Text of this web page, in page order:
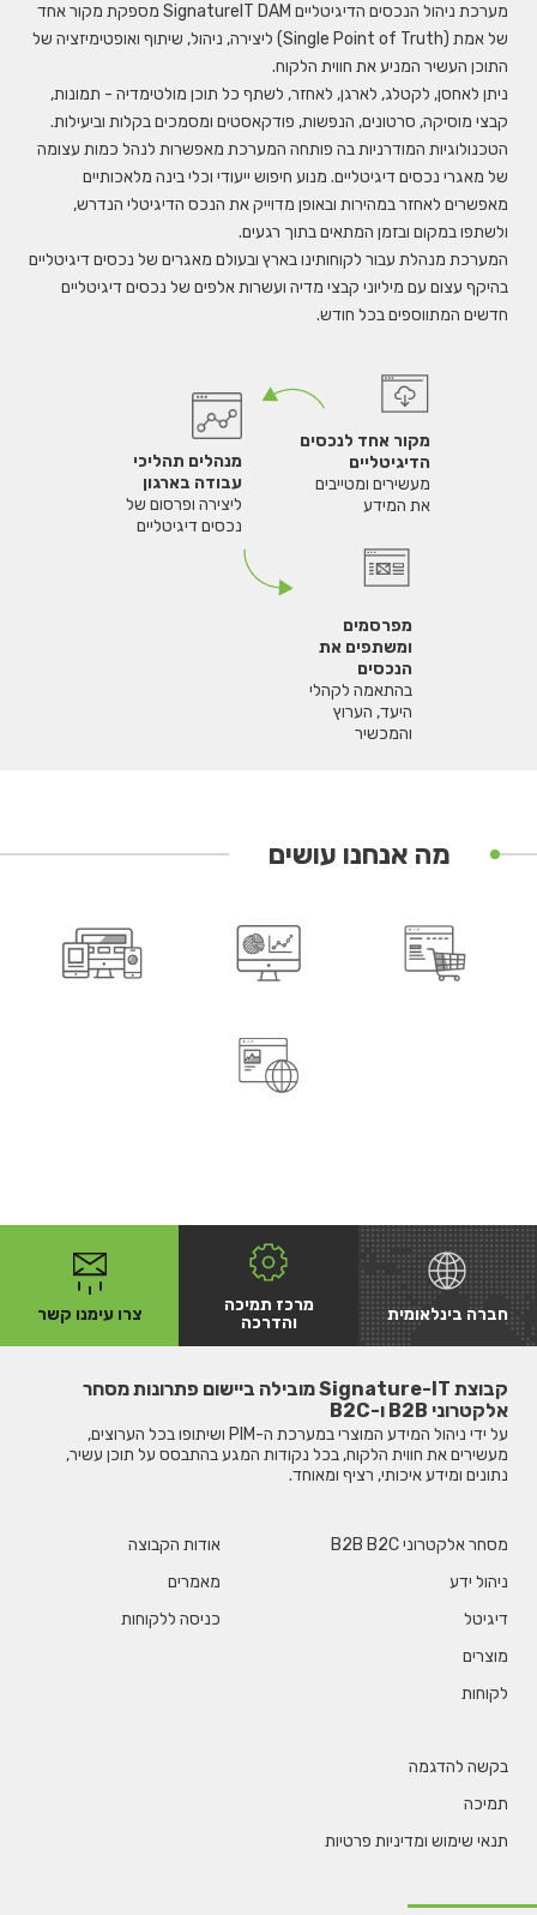
מערכת ניהול הנכסים הדיגיטליים SignatureIT DAM מספקת מקור אחד
של אמת (Single Point of Truth) ליצירה, ניהול, שיתוף ואופטימיזציה של
התוכן העשיר המניע את חווית הלקוח.
ניתן לאחסן, לקטלג, לארגן, לאחזר, לשתף כל תוכן מולטימדיה - תמונות,
קבצי מוסיקה, סרטונים, הנפשות, פודקאסטים ומסמכים בקלות וביעילות.
הטכנולוגיות המודרניות בה פותחה המערכת מאפשרות לנהל כמות עצומה
של מאגרי נכסים דיגיטליים. מנוע חיפוש ייעודי וכלי בינה מלאכותיים
מאפשרים לאחזר במהירות ובאופן מדוייק את הנכס הדיגיטלי הנדרש,
ולשתפו במקום ובזמן המתאים בתוך רגעים.
המערכת מנהלת עבור לקוחותינו בארץ ובעולם מאגרים של נכסים דיגיטליים
בהיקף עצום עם מיליוני קבצי מדיה ועשרות אלפים של נכסים דיגיטליים
חדשים המתווספים בכל חודש.
מקור אחד לנכסים
הדיגיטליים
מעשירים ומטייבים
את המידע
מנהלים תהליכי
עבודה בארגון
ליצירה ופרסום של
נכסים דיגיטליים
מפרסמים
ומשתפים את
הנכסים
בהתאמה לקהלי
היעד, הערוץ
והמכשיר
מה אנחנו עושים
חברה בינלאומית
מרכז תמיכה
והדרכה
צרו עימנו קשר
קבוצת Signature-IT מובילה ביישום פתרונות מסחר
אלקטרוני B2B ו-B2C
על ידי ניהול המידע המוצרי במערכת ה-PIM ושיתופו בכל הערוצים,
מעשירים את חווית הלקוח, בכל נקודות המגע בהתבסס על תוכן עשיר,
נתונים ומידע איכותי, רציף ומאוחד.
מסחר אלקטרוני B2B B2C
ניהול ידע
דיגיטל
מוצרים
לקוחות
אודות הקבוצה
מאמרים
כניסה ללקוחות
בקשה להדגמה
תמיכה
תנאי שימוש ומדיניות פרטיות